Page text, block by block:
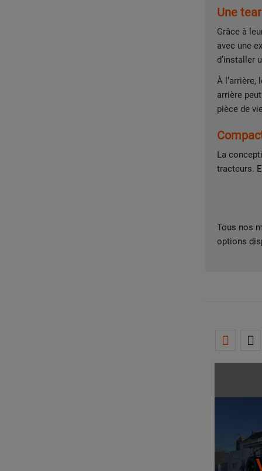
Une
Grâce à
avec une
d’installer
À l’arrière,
arrière
pièce de
La
tracteurs.
Tous nos
options